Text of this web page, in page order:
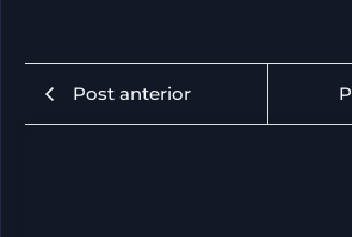
Post anterior